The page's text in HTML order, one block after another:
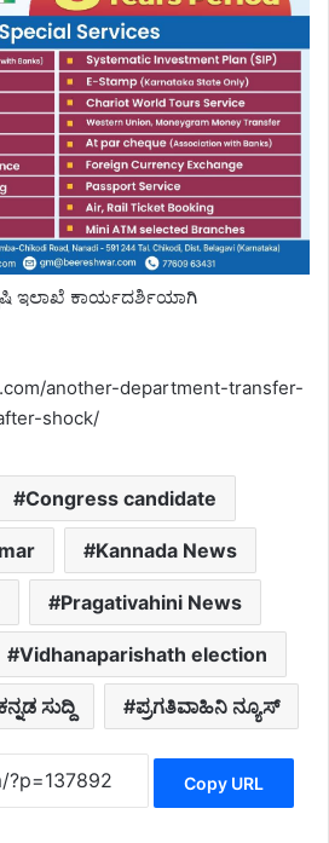
ಇಲಾಖೆ ಕಾರ್ಯದರ್ಶಿಯಾಗಿ
another-department-transfer-
shock/
Congress candidate
Kannada News
Pragativahini News
Vidhanaparishath election
ಸುದ್ದಿ ಪ್ರಗತಿವಾಹಿನಿ ನ್ಯೂಸ್
Copy URL